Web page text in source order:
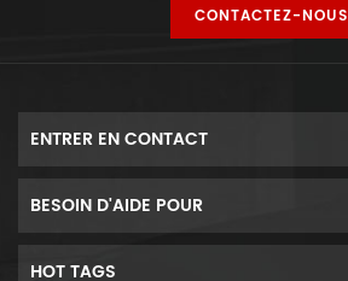
CONTACTEZ-NOUS
ENTRER EN CONTACT
BESOIN D'AIDE POUR
HOT TAGS